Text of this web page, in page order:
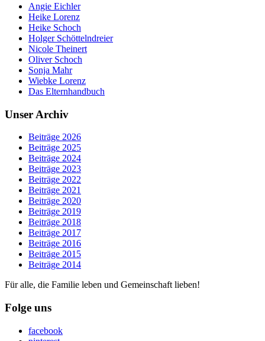
Angie Eichler
Heike Lorenz
Heike Schoch
Holger Schöttelndreier
Nicole Theinert
Oliver Schoch
Sonja Mahr
Wiebke Lorenz
Das Elternhandbuch
Unser Archiv
Beiträge 2026
Beiträge 2025
Beiträge 2024
Beiträge 2023
Beiträge 2022
Beiträge 2021
Beiträge 2020
Beiträge 2019
Beiträge 2018
Beiträge 2017
Beiträge 2016
Beiträge 2015
Beiträge 2014
Für alle, die Familie leben und Gemeinschaft lieben!
Folge uns
facebook